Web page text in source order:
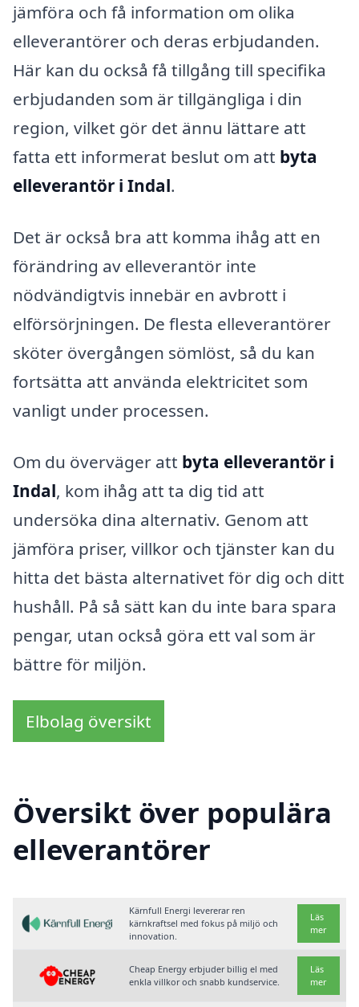
jämföra och få information om olika
elleverantörer och deras erbjudanden.
Här kan du också få tillgång till specifika
erbjudanden som är tillgängliga i din
region, vilket gör det ännu lättare att
fatta ett informerat beslut om att byta
elleverantör i Indal.
Det är också bra att komma ihåg att en
förändring av elleverantör inte
nödvändigtvis innebär en avbrott i
elförsörjningen. De flesta elleverantörer
sköter övergången sömlöst, så du kan
fortsätta att använda elektricitet som
vanligt under processen.
Om du överväger att byta elleverantör i
Indal, kom ihåg att ta dig tid att
undersöka dina alternativ. Genom att
jämföra priser, villkor och tjänster kan du
hitta det bästa alternativet för dig och ditt
hushåll. På så sätt kan du inte bara spara
pengar, utan också göra ett val som är
bättre för miljön.
Elbolag översikt
Översikt över populära
elleverantörer
Kärnfull Energi levererar ren
kärnkraftsel med fokus på miljö och
innovation.
Läs
mer
Cheap Energy erbjuder billig el med
enkla villkor och snabb kundservice.
Läs
mer